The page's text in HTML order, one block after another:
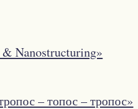
& Nanostructuring»
– топос – тропос»